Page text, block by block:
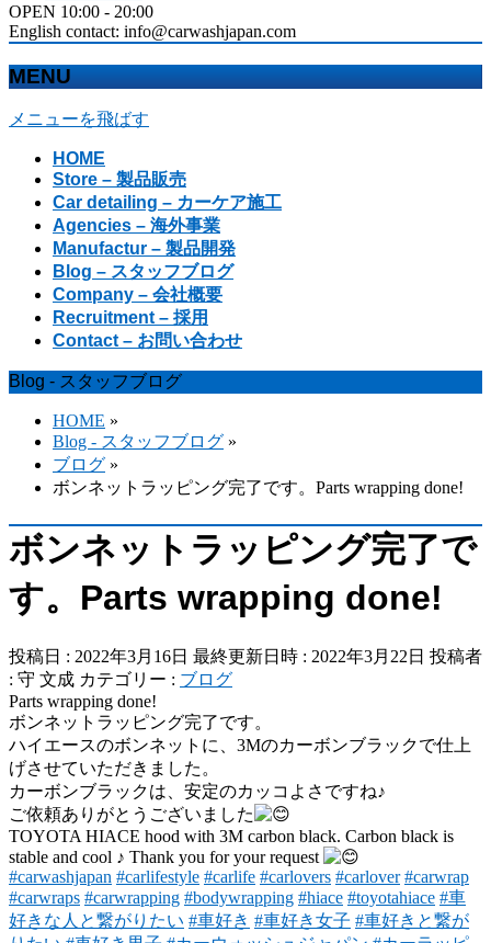
OPEN 10:00 - 20:00
English contact: info@carwashjapan.com
MENU
メニューを飛ばす
HOME
Store – 製品販売
Car detailing – カーケア施工
Agencies – 海外事業
Manufactur – 製品開発
Blog – スタッフブログ
Company – 会社概要
Recruitment – 採用
Contact – お問い合わせ
Blog - スタッフブログ
HOME »
Blog - スタッフブログ »
ブログ »
ボンネットラッピング完了です。Parts wrapping done!
ボンネットラッピング完了で
す。Parts wrapping done!
投稿日 : 2022年3月16日 最終更新日時 : 2022年3月22日 投稿者
: 守 文成 カテゴリー : ブログ
Parts wrapping done!
ボンネットラッピング完了です。
ハイエースのボンネットに、3Mのカーボンブラックで仕上
げさせていただきました。
カーボンブラックは、安定のカッコよさですね♪
ご依頼ありがとうございました
TOYOTA HIACE hood with 3M carbon black. Carbon black is
stable and cool ♪ Thank you for your request
#carwashjapan #carlifestyle #carlife #carlovers #carlover #carwrap
#carwraps #carwrapping #bodywrapping #hiace #toyotahiace #車
好きな人と繋がりたい #車好き #車好き女子 #車好きと繋が